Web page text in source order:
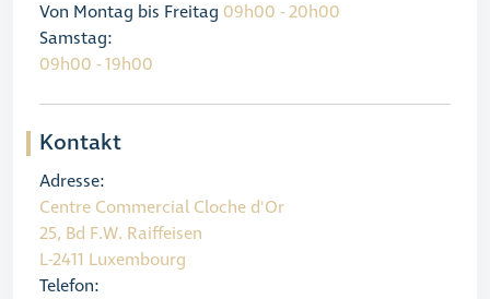
Von Montag bis Freitag 09h00 - 20h00
Samstag:
09h00 - 19h00
Kontakt
Adresse:
Centre Commercial Cloche d'Or
25, Bd F.W. Raiffeisen
L-2411 Luxembourg
Telefon: